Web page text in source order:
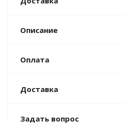
Описание
Оплата
Доставка
Задать вопрос